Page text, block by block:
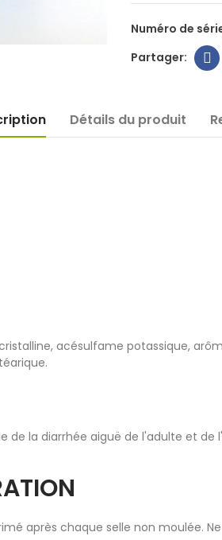
Numéro de
Détails du produit
acésulfame potassique,
la diarrhée aiguë de l'adulte et de
après chaque selle non moulée.